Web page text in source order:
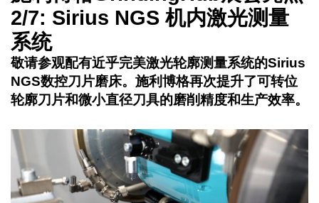
2/7: Sirius NGS 机内激光测量
系统
敬请参观配有近乎完美激光轮廓测量系统的Sirius
NGS数控刀片磨床。施利博格再次提升了可转位
轮廓刀片和微小直径刀具的磨削精度和生产效率。